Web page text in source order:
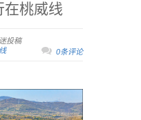
在桃威线
投稿
0条评论